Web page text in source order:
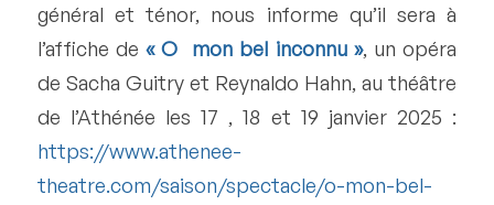
général et ténor, nous informe qu’il sera à
l’affiche de« O mon bel inconnu », un opéra
de Sacha Guitry et Reynaldo Hahn, au théâtre
de l’Athénée les 17 , 18 et 19 janvier 2025 :
https://www.athenee-
theatre.com/saison/spectacle/o-mon-bel-